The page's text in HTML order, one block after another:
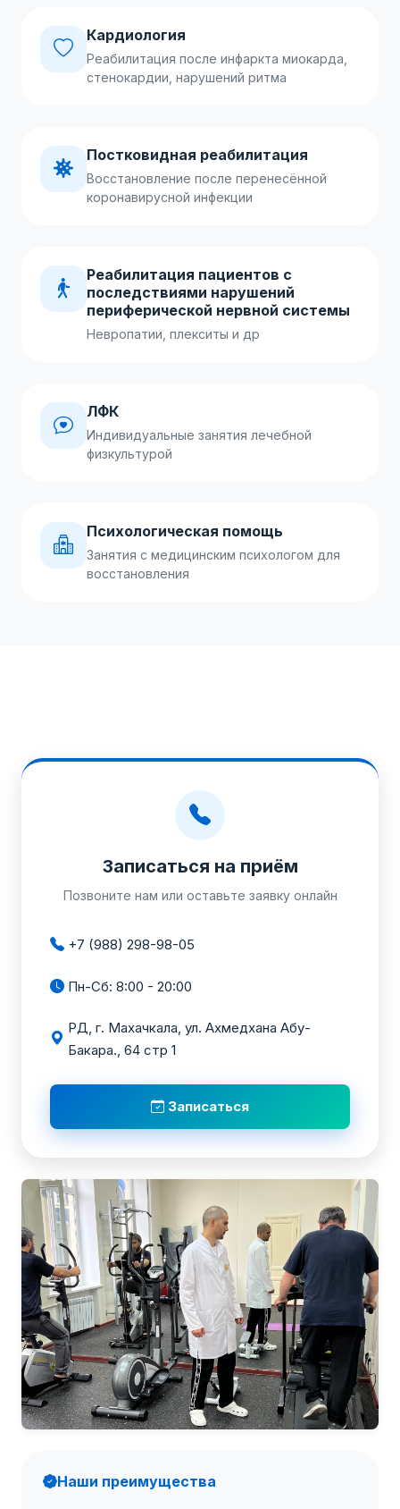
Кардиология
Реабилитация после инфаркта миокарда,
стенокардии, нарушений ритма
Постковидная реабилитация
Восстановление после перенесённой
коронавирусной инфекции
Реабилитация пациентов с
последствиями нарушений
периферической нервной системы
Невропатии, плекситы и др
ЛФК
Индивидуальные занятия лечебной
физкультурой
Психологическая помощь
Занятия с медицинским психологом для
восстановления
Записаться на приём
Позвоните нам или оставьте заявку онлайн
+7 (988) 298-98-05
Пн-Сб: 8:00 - 20:00
РД, г. Махачкала, ул. Ахмедхана Абу-
Бакара., 64 стр 1
Записаться
Наши преимущества